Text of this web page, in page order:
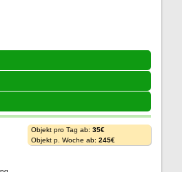
Objekt pro Tag ab: 35€
Objekt p. Woche ab: 245€